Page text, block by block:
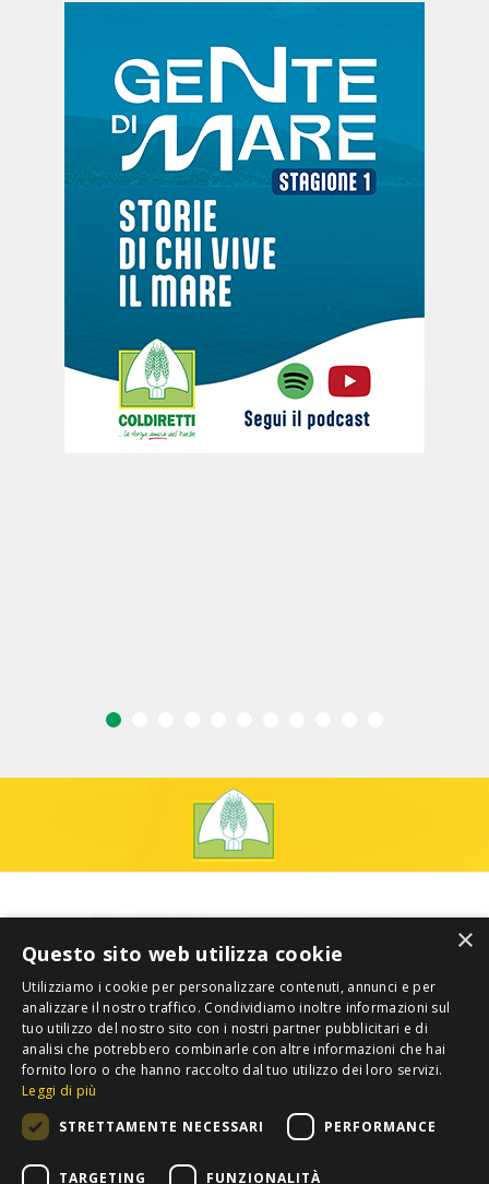
×
Questo sito web utilizza cookie
Utilizziamo i cookie per personalizzare contenuti, annunci e per
analizzare il nostro traffico. Condividiamo inoltre informazioni sul
tuo utilizzo del nostro sito con i nostri partner pubblicitari e di
analisi che potrebbero combinarle con altre informazioni che hai
fornito loro o che hanno raccolto dal tuo utilizzo dei loro servizi.
Leggi di più
STRETTAMENTE NECESSARI
PERFORMANCE
TARGETING FUNZIONALITÀ